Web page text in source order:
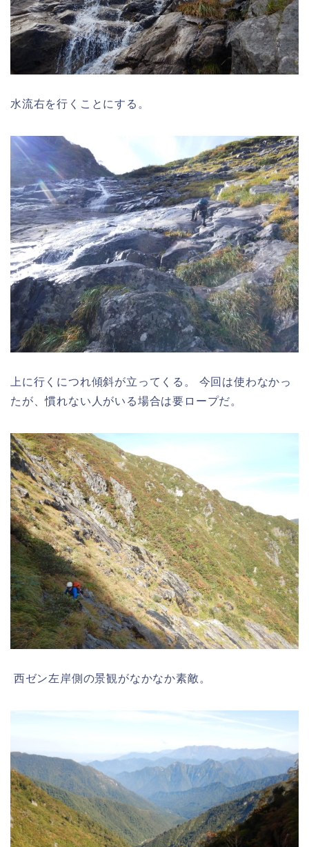
水流右を行くことにする。
上に行くにつれ傾斜が立ってくる。 今回は使わなかっ
たが、慣れない人がいる場合は要ロープだ。
西ゼン左岸側の景観がなかなか素敵。